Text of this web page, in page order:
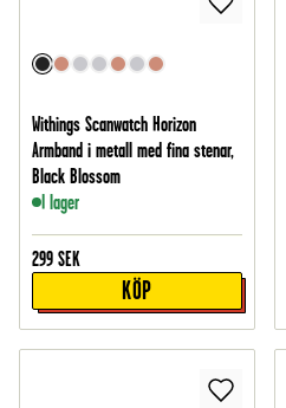
Withings Scanwatch Horizon
Armband i metall med fina stenar,
Black Blossom
I lager
299 SEK
KÖP